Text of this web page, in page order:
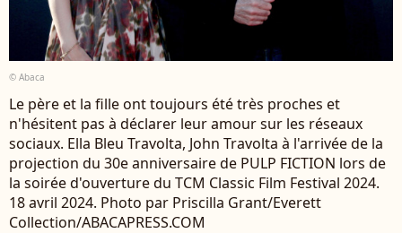
© Abaca
Le père et la fille ont toujours été très proches et
n'hésitent pas à déclarer leur amour sur les réseaux
sociaux. Ella Bleu Travolta, John Travolta à l'arrivée de la
projection du 30e anniversaire de PULP FICTION lors de
la soirée d'ouverture du TCM Classic Film Festival 2024.
18 avril 2024. Photo par Priscilla Grant/Everett
Collection/ABACAPRESS.COM